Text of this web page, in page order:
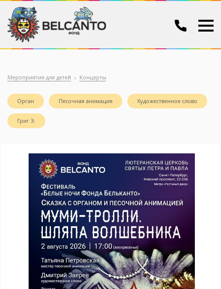
Мероприятия для детей Концерты
Орган Песочная анимация Художественное слово
Григ Э.